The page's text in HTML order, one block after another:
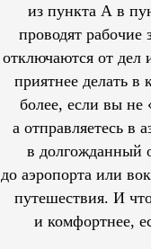
из пункта А в
проводят рабочие
отключаются от дел
приятнее делать в
более, если вы не
а отправляетесь в
в долгожданный
до аэропорта или
путешествия. И
и комфортнее,